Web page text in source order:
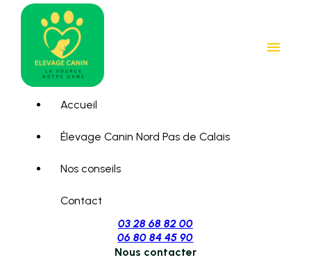
menu
Accueil
Élevage Canin Nord Pas de Calais
Nos conseils
Contact
03 28 68 82 00
06 80 84 45 90
Nous contacter
Panneau de gestion des cookies